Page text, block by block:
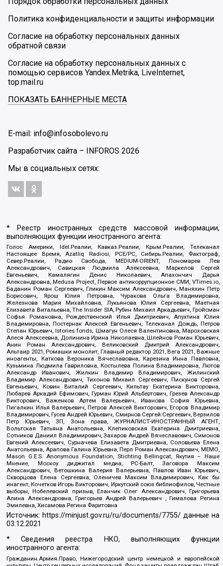
Политика конфиденциальности и защиты информации
Согласие на обработку персональных данных
обратной связи
Согласие на обработку персональных данных с
помощью сервисов Yandex.Metrika, LiveInternet,
top.mail.ru
ПОКАЗАТЬ БАННЕРНЫЕ МЕСТА
E-mail: info@infosobolevo.ru
Разработчик сайта – INFOROS 2026
Мы в социальных сетях:
* Реестр иностранных средств массовой информации,
выполняющих функции иностранного агента:
Голос Америки, Idel.Реалии, Кавказ.Реалии, Крым.Реалии, Телеканал
Настоящее Время, Azatliq Radiosi, PCE/PC, Сибирь.Реалии, Фактограф,
Север.Реалии, Радио Свобода, MEDIUM-ORIENT, Пономарев Лев
Александрович, Савицкая Людмила Алексеевна, Маркелов Сергей
Евгеньевич, Камалягин Денис Николаевич, Апахончич Дарья
Александровна, Medusa Project, Первое антикоррупционное СМИ, VTimes.io,
Баданин Роман Сергеевич, Гликин Максим Александрович, Маняхин Петр
Борисович, Ярош Юлия Петровна, Чуракова Ольга Владимировна,
Железнова Мария Михайловна, Лукьянова Юлия Сергеевна, Маетная
Елизавета Витальевна, The Insider SIA, Рубин Михаил Аркадьевич, Гройсман
Софья Романовна, Рождественский Илья Дмитриевич, Апухтина Юлия
Владимировна, Постернак Алексей Евгеньевич, Телеканал Дождь, Петров
Степан Юрьевич, Istories fonds, Шмагун Олеся Валентиновна, Мароховская
Алеся Алексеевна, Долинина Ирина Николаевна, Шлейнов Роман Юрьевич,
Анин Роман Александрович, Великовский Дмитрий Александрович,
Альтаир 2021, Ромашки монолит, Главный редактор 2021, Вега 2021, Важные
иноагенты, Каткова Вероника Вячеславовна, Карезина Инна Павловна,
Кузьмина Людмила Гавриловна, Костылева Полина Владимировна, Лютов
Александр Иванович, Жилкин Владимир Владимирович, Жилинский
Владимир Александрович, Тихонов Михаил Сергеевич, Пискунов Сергей
Евгеньевич, Ковин Виталий Сергеевич, Кильтау Екатерина Викторовна,
Любарев Аркадий Ефимович, Гурман Юрий Альбертович, Грезев Александр
Викторович, Важенков Артем Валерьевич, Иванова София Юрьевна,
Пигалкин Илья Валерьевич, Петров Алексей Викторович, Егоров Владимир
Владимирович, Гусев Андрей Юрьевич, Смирнов Сергей Сергеевич, Верзилов
Петр Юрьевич, ЗП, Зона права, ЖУРНАЛИСТ-ИНОСТРАННЫЙ АГЕНТ,
Вольтская Татьяна Анатольевна, Клепиковская Екатерина Дмитриевна,
Сотников Даниил Владимирович, Захаров Андрей Вячеславович, Симонов
Евгений Алексеевич, Сурначева Елизавета Дмитриевна, Соловьева Елена
Анатольевна, Арапова Галина Юрьевна, Перл Роман Александрович, МЕМО,
Mason G.E.S. Anonymous Foundation, Stichting Bellingcat, Якутия – Наше
Мнение, Москоу диджитал медиа, РС-Балт, Заговора Максим
Александрович, Ветошкина Валерия Валерьевна, Павлов Иван Юрьевич,
Скворцова Елена Сергеевна, Оленичев Максим Владимирович, Как бы
инагент, Кочетков Игорь Викторович, Иркутский союз библиофилов, Честные
выборы, Нобелевский призыв, Еланчик Олег Александрович, Григорьева
Алина Александровна, Григорьев Андрей Валерьевич , Гималова Регина
Эмилевна, Хисамова Регина Фаритовна
Источник: https://minjust.gov.ru/ru/documents/7755/ данные на
03.12.2021
* Сведения реестра НКО, выполняющих функции
иностранного агента:
Гражданин.Армия.Право, Нижегородский центр немецкой и европейской